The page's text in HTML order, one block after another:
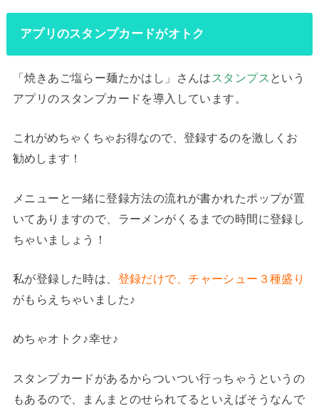
アプリのスタンプカードがオトク
「焼きあご塩らー麺たかはし」さんは スタンプス という
アプリのスタンプカードを導入しています。
これがめちゃくちゃお得なので、登録するのを激しくお
勧めします！
メニューと一緒に登録方法の流れが書かれたポップが置
いてありますので、ラーメンがくるまでの時間に登録し
ちゃいましょう！
私が登録した時は、 登録だけで、チャーシュー３種盛り
がもらえちゃいました♪
めちゃオトク♪幸せ♪
スタンプカードがあるからついつい行っちゃうというの
もあるので、まんまとのせられてるといえばそうなんで